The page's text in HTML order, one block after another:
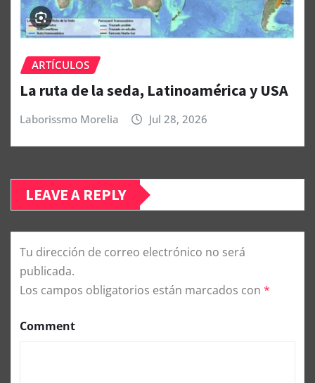
ARTÍCULOS
La ruta de la seda, Latinoamérica y USA
Laborissmo Morelia Jul 28, 2026
LEAVE A REPLY
Tu dirección de correo electrónico no será
publicada.
Los campos obligatorios están marcados con *
Comment